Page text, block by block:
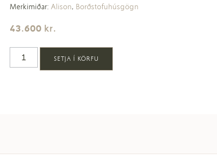
Merkimiðar: Alison, Borðstofuhúsgögn
43.600 kr.
SETJA Í KÖRFU